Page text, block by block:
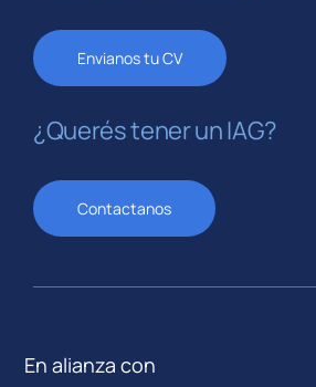
Envianos tu CV
¿Querés tener un IAG?
Contactanos
En alianza con